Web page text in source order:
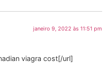
janeiro 9, 2022 às 11:51 pm
viagra cost[/url]